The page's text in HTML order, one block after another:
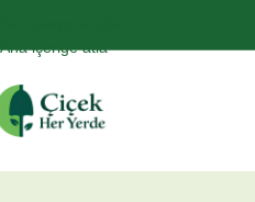
Ana içeriğe atla